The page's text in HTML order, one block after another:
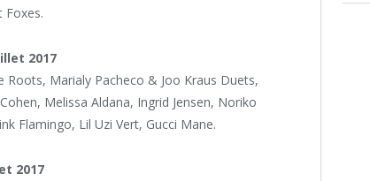
Foxes.
2017
Marialy Pacheco & Joo Kraus Duets,
Melissa Aldana, Ingrid Jensen, Noriko
Flamingo, Lil Uzi Vert, Gucci Mane.
2017